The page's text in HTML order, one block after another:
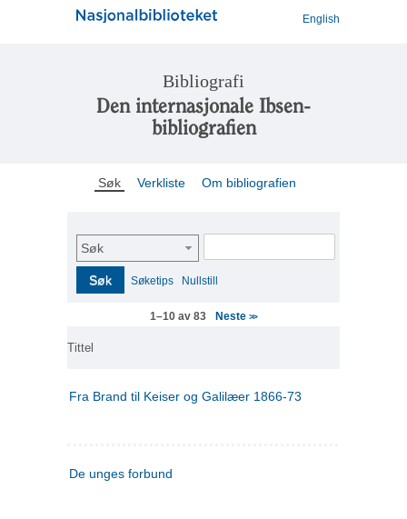
English
Bibliografi
Den internasjonale Ibsen-
bibliografien
Søk Verkliste Om bibliografien
Søk
Søk Søketips Nullstill
1–10 av 83 Neste>>
Tittel
Fra Brand til Keiser og Galilæer 1866-73
De unges forbund